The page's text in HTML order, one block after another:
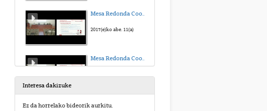
Mesa Redonda Coordinación de Actividades Empresariales-22 de Noviembre Bizkaia Aretoa-Parte 4
2017(e)ko abe. 11(a)
Mesa Redonda Coordinación de Actividades Empresariales-22 de Noviembre Bizkaia Aretoa-Parte 5
Interesa dakizuke
Ez da horrelako bideorik aurkitu.